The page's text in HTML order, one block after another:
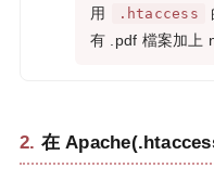
用 .htaccess
有 .pdf 檔案加上
在